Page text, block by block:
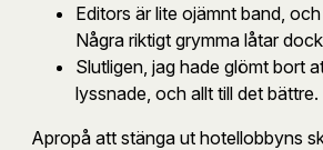
Editors är lite ojämnt band, och
Några riktigt grymma låtar
Slutligen, jag hade glömt bort
lyssnade, och allt till det
Apropå att stänga ut hotellobbyns